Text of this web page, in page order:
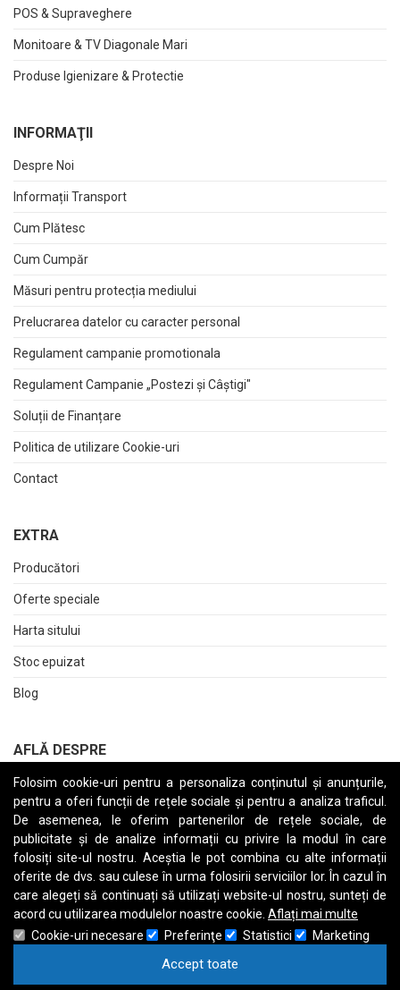
Folosim cookie-uri pentru a personaliza conținutul și anunțurile,
pentru a oferi funcții de rețele sociale și pentru a analiza traficul.
De asemenea, le oferim partenerilor de rețele sociale, de
publicitate și de analize informații cu privire la modul în care
folosiți site-ul nostru. Aceștia le pot combina cu alte informații
oferite de dvs. sau culese în urma folosirii serviciilor lor. În cazul în
care alegeți să continuați să utilizați website-ul nostru, sunteți de
acord cu utilizarea modulelor noastre cookie. Aflați mai multe
Cookie-uri necesare
Preferinţe Statistici Marketing
Accept toate
POS & Supraveghere
Monitoare & TV Diagonale Mari
Produse Igienizare & Protectie
INFORMAŢII
Despre Noi
Informații Transport
Cum Plătesc
Cum Cumpăr
Măsuri pentru protecția mediului
Prelucrarea datelor cu caracter personal
Regulament campanie promotionala
Regulament Campanie „Postezi și Câștigi"
Soluții de Finanțare
Politica de utilizare Cookie-uri
Contact
EXTRA
Producători
Oferte speciale
Harta sitului
Stoc epuizat
Blog
AFLĂ DESPRE
Returnări
Termeni și Condiții
Raport date personale
Cerere stergere cont
IJKLMNOPQRS